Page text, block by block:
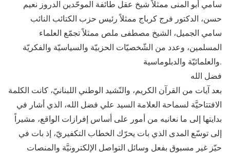
سامي أبو المنى ممثلاً شيخ عقل طائفة الموحّدين الدروز نعيم
حسن، الدكتور فرج كرباج ممثلاً رئيس حزب الكتائب النائب
سامي الجميل، الشيخ مصطفى ملص ممثلاً تجمّع العلماء
المسلمين، وعدد من الشّخصيّات الحزبيّة والسياسيّة والفكريّة
والعلمائيّة والدبلوماسية.
فضل الله
بعد آيات من القرآن الكريم، والنّشيد الوطني اللبنانيّ، كانت الكلمة
الافتتاحيَّة لسماحة العلامة السيد علي فضل الله، الذي أشار في
بدايتها إلى ما نعانيه من أمور على أساس إفرازات الواقع، مشيراً
إلى توسّع المدى الذي بات يحرّك الخطاب التكفيريّ، إذ بات في
حيّز غير مسبوق بفعل وسائل التواصل الإلكترونيَّة والمنصات